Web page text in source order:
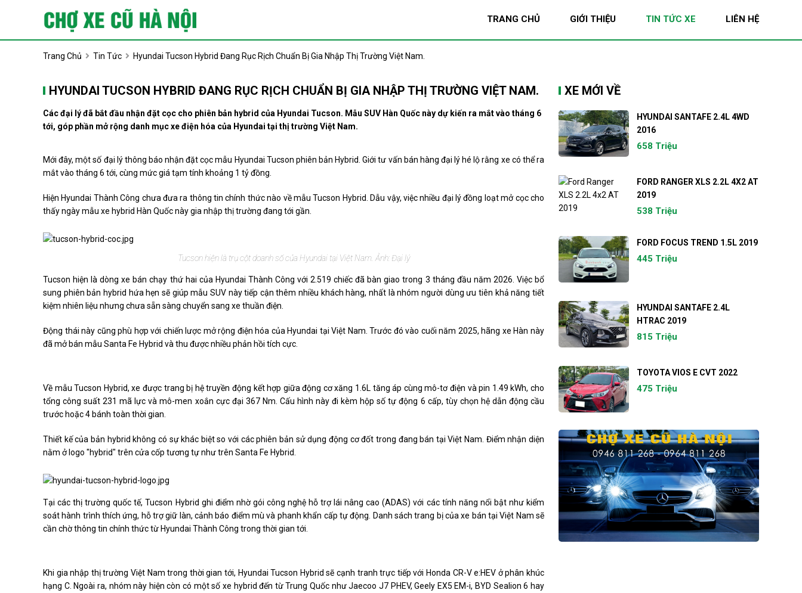
TRANG CHỦ GIỚI THIỆU TIN TỨC XE LIÊN HỆ
Trang Chủ Tin Tức Hyundai Tucson Hybrid Đang Rục Rịch Chuẩn Bị Gia Nhập Thị Trường Việt Nam.
HYUNDAI TUCSON HYBRID ĐANG RỤC RỊCH CHUẨN BỊ GIA NHẬP THỊ TRƯỜNG VIỆT NAM.
Các đại lý đã bắt đầu nhận đặt cọc cho phiên bản hybrid của Hyundai Tucson. Mẫu SUV Hàn Quốc này dự kiến ra mắt vào tháng 6
tới, góp phần mở rộng danh mục xe điện hóa của Hyundai tại thị trường Việt Nam.
Mới đây, một số đại lý thông báo nhận đặt cọc mẫu Hyundai Tucson phiên bản Hybrid. Giới tư vấn bán hàng đại lý hé lộ rằng xe có thể ra
mắt vào tháng 6 tới, cùng mức giá tạm tính khoảng 1 tỷ đồng.
Hiện Hyundai Thành Công chưa đưa ra thông tin chính thức nào về mẫu Tucson Hybrid. Dẫu vậy, việc nhiều đại lý đồng loạt mở cọc cho
thấy ngày mẫu xe hybrid Hàn Quốc này gia nhập thị trường đang tới gần.
Tucson hiện là trụ cột doanh số của Hyundai tại Việt Nam. Ảnh: Đại lý
Tucson hiện là dòng xe bán chạy thứ hai của Hyundai Thành Công với 2.519 chiếc đã bàn giao trong 3 tháng đầu năm 2026. Việc bổ
sung phiên bản hybrid hứa hẹn sẽ giúp mẫu SUV này tiếp cận thêm nhiều khách hàng, nhất là nhóm người dùng ưu tiên khả năng tiết
kiệm nhiên liệu nhưng chưa sẵn sàng chuyển sang xe thuần điện.
Động thái này cũng phù hợp với chiến lược mở rộng điện hóa của Hyundai tại Việt Nam. Trước đó vào cuối năm 2025, hãng xe Hàn này
đã mở bán mẫu Santa Fe Hybrid và thu được nhiều phản hồi tích cực.
Về mẫu Tucson Hybrid, xe được trang bị hệ truyền động kết hợp giữa động cơ xăng 1.6L tăng áp cùng mô-tơ điện và pin 1.49 kWh, cho
tổng công suất 231 mã lực và mô-men xoắn cực đại 367 Nm. Cấu hình này đi kèm hộp số tự động 6 cấp, tùy chọn hệ dẫn động cầu
trước hoặc 4 bánh toàn thời gian.
Thiết kế của bản hybrid không có sự khác biệt so với các phiên bản sử dụng động cơ đốt trong đang bán tại Việt Nam. Điểm nhận diện
nằm ở logo "hybrid" trên cửa cốp tương tự như trên Santa Fe Hybrid.
Tại các thị trường quốc tế, Tucson Hybrid ghi điểm nhờ gói công nghệ hỗ trợ lái nâng cao (ADAS) với các tính năng nổi bật như kiểm
soát hành trình thích ứng, hỗ trợ giữ làn, cảnh báo điểm mù và phanh khẩn cấp tự động. Danh sách trang bị của xe bán tại Việt Nam sẽ
cần chờ thông tin chính thức từ Hyundai Thành Công trong thời gian tới.
Khi gia nhập thị trường Việt Nam trong thời gian tới, Hyundai Tucson Hybrid sẽ cạnh tranh trực tiếp với Honda CR-V e:HEV ở phân khúc
hạng C. Ngoài ra, nhóm này hiện còn có một số xe hybrid đến từ Trung Quốc như Jaecoo J7 PHEV, Geely EX5 EM-i, BYD Sealion 6 hay
XE MỚI VỀ
HYUNDAI SANTAFE 2.4L 4WD
2016
658 Triệu
FORD RANGER XLS 2.2L 4X2 AT
2019
538 Triệu
FORD FOCUS TREND 1.5L 2019
445 Triệu
HYUNDAI SANTAFE 2.4L
HTRAC 2019
815 Triệu
TOYOTA VIOS E CVT 2022
475 Triệu